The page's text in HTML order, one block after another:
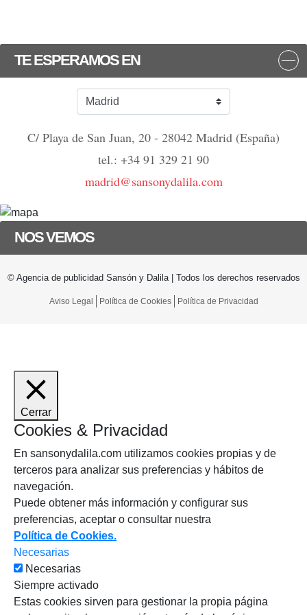
TE ESPERAMOS EN
C/ Playa de San Juan, 20 - 28042 Madrid (España)
tel.: +34 91 329 21 90
madrid@sansonydalila.com
NOS VEMOS
© Agencia de publicidad Sansón y Dalila | Todos los derechos reservados
Aviso Legal Política de Cookies Política de Privacidad
Cerrar
Cookies & Privacidad
En sansonydalila.com utilizamos cookies propias y de
terceros para analizar sus preferencias y hábitos de
navegación.
Puede obtener más información y configurar sus
preferencias, aceptar o consultar nuestra
Política de Cookies.
Necesarias
Necesarias
Siempre activado
Estas cookies sirven para gestionar la propia página